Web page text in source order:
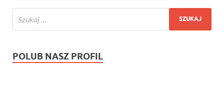
POLUB NASZ PROFIL